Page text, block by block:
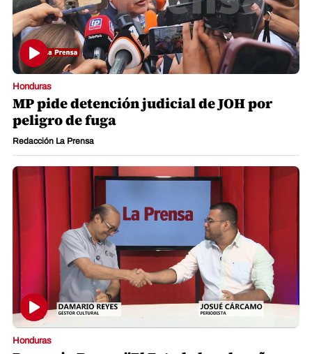
Honduras
MP pide detención judicial de JOH por
peligro de fuga
Redacción La Prensa
Honduras